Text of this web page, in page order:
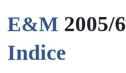
E&M 2005/6
Indice